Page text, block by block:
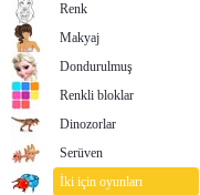
Renk
Makyaj
Dondurulmuş
Renkli bloklar
Dinozorlar
Serüven
İki için oyunları